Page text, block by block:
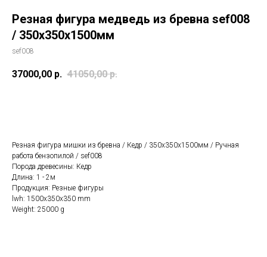
Резная фигура медведь из бревна sef008
/ 350х350х1500мм
sef008
37000,00 р. 41050,00 р.
Резная фигура мишки из бревна / Кедр / 350х350х1500мм / Ручная
работа бензопилой / sef008
Порода древесины: Кедр
Длина: 1 - 2м
Продукция: Резные фигуры
lwh: 1500x350x350 mm
Weight: 25000 g